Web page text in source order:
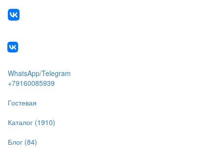
WhatsApp/Telegram
+79160085939
Гостевая
Каталог (1910)
Блог (84)